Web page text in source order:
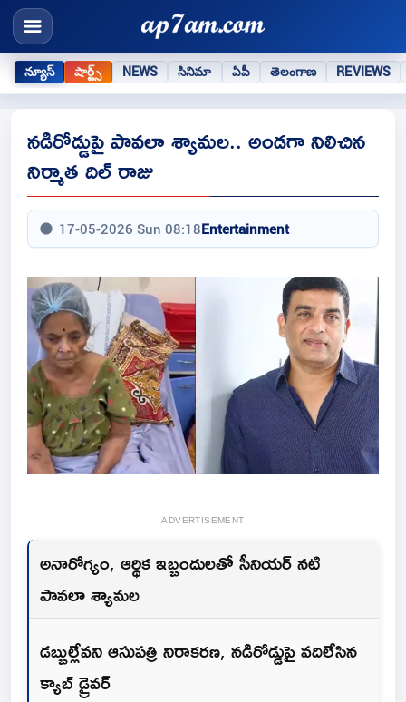
న్యూస్ షార్ట్స్ NEWS సినిమా ఏపీ తెలంగాణ REVIEWS
నడిరోడ్డుపై పావలా శ్యామల.. అండగా నిలిచిన
నిర్మాత దిల్ రాజు
17-05-2026 Sun 08:18Entertainment
ADVERTISEMENT
అనారోగ్యం, ఆర్థిక ఇబ్బందులతో సీనియర్ నటి
పావలా శ్యామల
డబ్బుల్లేవని ఆసుపత్రి నిరాకరణ, నడిరోడ్డుపై వదిలేసిన
క్యాబ్ డ్రైవర్